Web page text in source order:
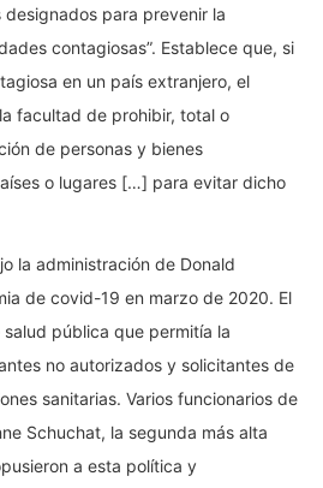
para prevenir la
contagiosas”. Establece que, si
en un país extranjero, el
facultad de prohibir, total o
de personas y bienes
o lugares […] para evitar dicho
la administración de Donald
de covid-19 en marzo de 2020. El
pública que permitía la
no autorizados y solicitantes de
sanitarias. Varios funcionarios de
Schuchat, la segunda más alta
a esta política y